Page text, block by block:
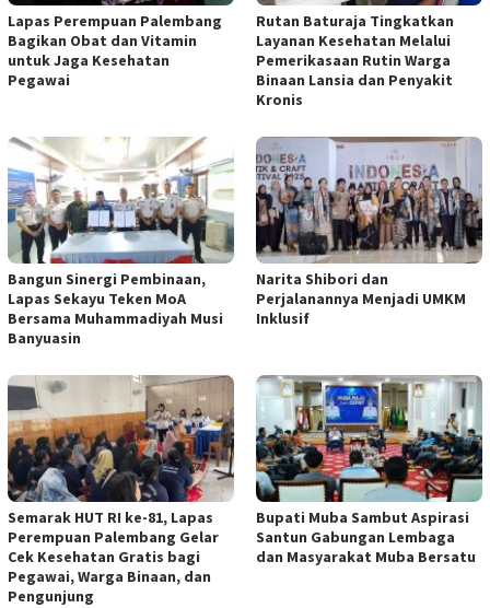
Lapas Perempuan Palembang
Bagikan Obat dan Vitamin
untuk Jaga Kesehatan
Pegawai
Rutan Baturaja Tingkatkan
Layanan Kesehatan Melalui
Pemerikasaan Rutin Warga
Binaan Lansia dan Penyakit
Kronis
Bangun Sinergi Pembinaan,
Lapas Sekayu Teken MoA
Bersama Muhammadiyah Musi
Banyuasin
Narita Shibori dan
Perjalanannya Menjadi UMKM
Inklusif
Semarak HUT RI ke-81, Lapas
Perempuan Palembang Gelar
Cek Kesehatan Gratis bagi
Pegawai, Warga Binaan, dan
Pengunjung
Bupati Muba Sambut Aspirasi
Santun Gabungan Lembaga
dan Masyarakat Muba Bersatu